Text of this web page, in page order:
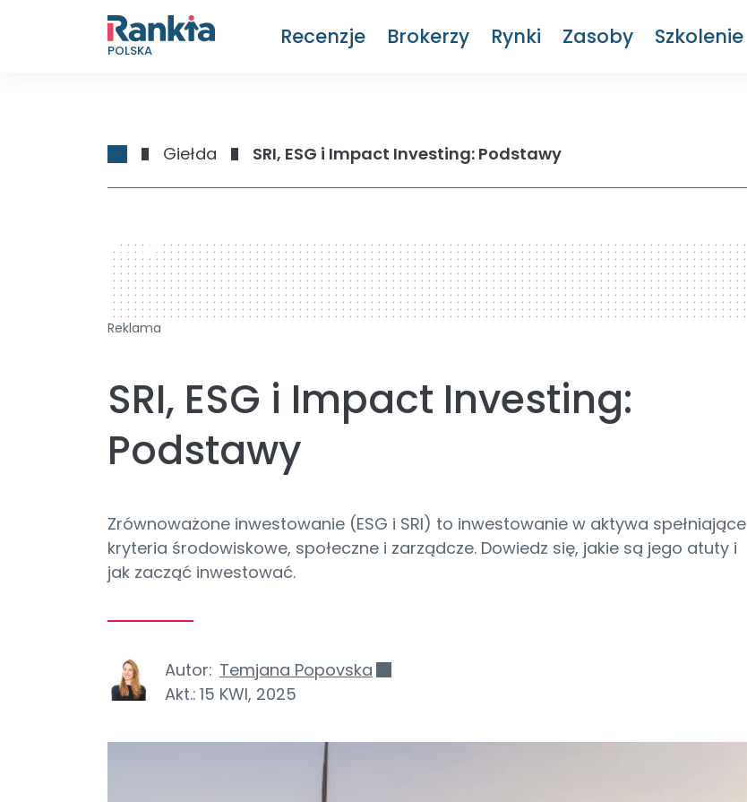
POLSKA
Recenzje Brokerzy Rynki Zasoby Szkolenie
Giełda SRI, ESG i Impact Investing: Podstawy
728 x 90
Reklama
SRI, ESG i Impact Investing:
Podstawy
Zrównoważone inwestowanie (ESG i SRI) to inwestowanie w aktywa spełniające
kryteria środowiskowe, społeczne i zarządcze. Dowiedz się, jakie są jego atuty i
jak zacząć inwestować.
Autor: Temjana Popovska
Akt.: 15 KWI, 2025